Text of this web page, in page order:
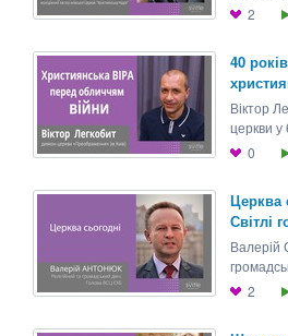
2
40
Віктор
церкви у
0
Церква
Світлі
Валерій
2